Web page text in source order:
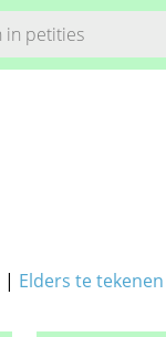
| Elders te tekenen